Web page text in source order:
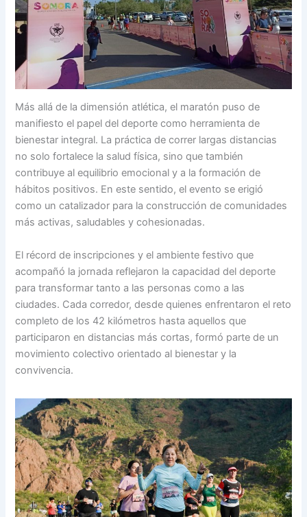
Más allá de la dimensión atlética, el maratón puso de
manifiesto el papel del deporte como herramienta de
bienestar integral. La práctica de correr largas distancias
no solo fortalece la salud física, sino que también
contribuye al equilibrio emocional y a la formación de
hábitos positivos. En este sentido, el evento se erigió
como un catalizador para la construcción de comunidades
más activas, saludables y cohesionadas.
El récord de inscripciones y el ambiente festivo que
acompañó la jornada reflejaron la capacidad del deporte
para transformar tanto a las personas como a las
ciudades. Cada corredor, desde quienes enfrentaron el reto
completo de los 42 kilómetros hasta aquellos que
participaron en distancias más cortas, formó parte de un
movimiento colectivo orientado al bienestar y la
convivencia.